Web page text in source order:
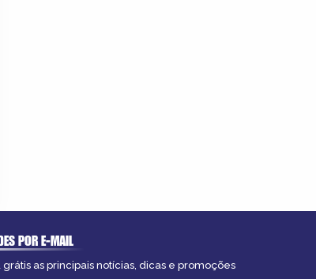
POR E-MAIL
as principais notícias, dicas e promoções